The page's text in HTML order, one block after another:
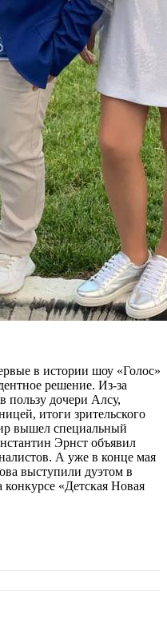
в истории шоу «Голос»
решение. Из-за
пользу дочери Алсу,
итоги зрительского
вышел специальный
Эрнст объявил
А уже в конце мая
выступили дуэтом в
«Детская Новая